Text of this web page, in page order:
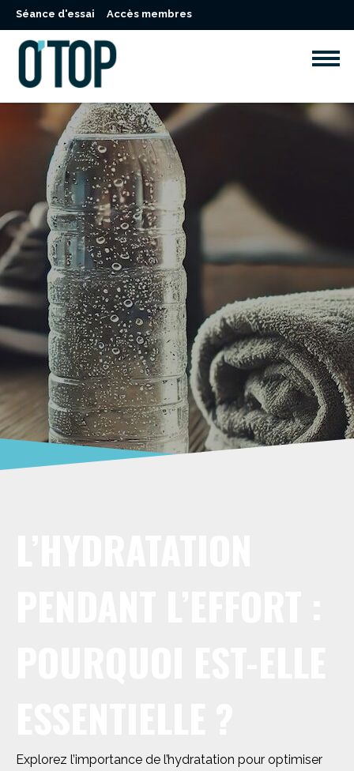
Séance d'essai Accès membres
Explorez l’importance de l’hydratation pour optimiser